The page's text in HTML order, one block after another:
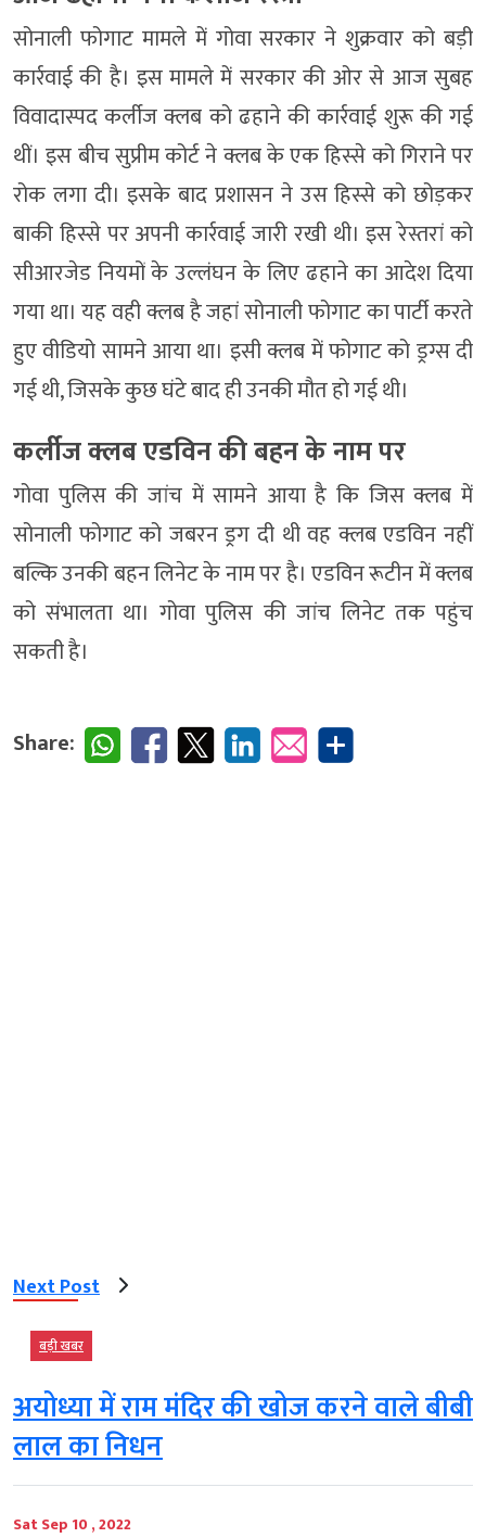
सोनाली फोगाट मामले में गोवा सरकार ने शुक्रवार को बड़ी
कार्रवाई की है। इस मामले में सरकार की ओर से आज सुबह
विवादास्पद कर्लीज क्लब को ढहाने की कार्रवाई शुरू की गई
थीं। इस बीच सुप्रीम कोर्ट ने क्लब के एक हिस्से को गिराने पर
रोक लगा दी। इसके बाद प्रशासन ने उस हिस्से को छोड़कर
बाकी हिस्से पर अपनी कार्रवाई जारी रखी थी। इस रेस्तरां को
सीआरजेड नियमों के उल्लंघन के लिए ढहाने का आदेश दिया
गया था। यह वही क्लब है जहां सोनाली फोगाट का पार्टी करते
हुए वीडियो सामने आया था। इसी क्लब में फोगाट को ड्रग्स दी
गई थी, जिसके कुछ घंटे बाद ही उनकी मौत हो गई थी।
कर्लीज क्लब एडविन की बहन के नाम पर
गोवा पुलिस की जांच में सामने आया है कि जिस क्लब में
सोनाली फोगाट को जबरन ड्रग दी थी वह क्लब एडविन नहीं
बल्कि उनकी बहन लिनेट के नाम पर है। एडविन रूटीन में क्लब
को संभालता था। गोवा पुलिस की जांच लिनेट तक पहुंच
सकती है।
Share:
Next Post
बड़ी खबर
अयोध्या में राम मंदिर की खोज करने वाले बीबी
लाल का निधन
Sat Sep 10 , 2022